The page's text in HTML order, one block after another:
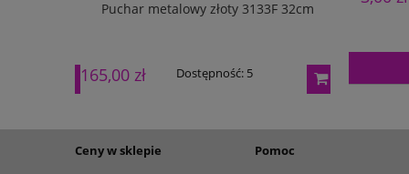
Puchar metalowy złoty 3133F 32cm
165,00 zł Dostępność: 5
Puchar
Ceny w sklepie Pomoc